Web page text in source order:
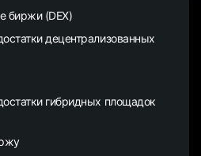
биржи (DEX)
децентрализованных
гибридных площадок